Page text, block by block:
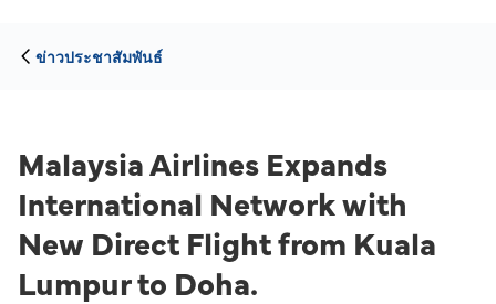
ข่าวประชาสัมพันธ์
Malaysia Airlines Expands
International Network with
New Direct Flight from Kuala
Lumpur to Doha.